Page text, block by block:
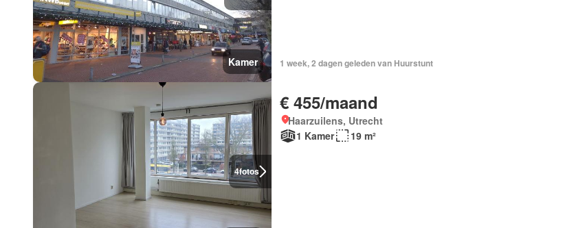
Kamer 1 week, 2 dagen geleden van Huurstunt
4fotos
€ 455/maand
Haarzuilens, Utrecht
1 Kamer
19 m²